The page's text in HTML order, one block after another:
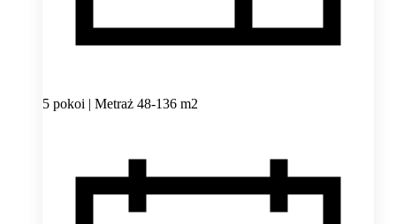
5 pokoi | Metraż 48-136 m2